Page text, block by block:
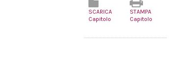
SCARICA
Capitolo
STAMPA
Capitolo